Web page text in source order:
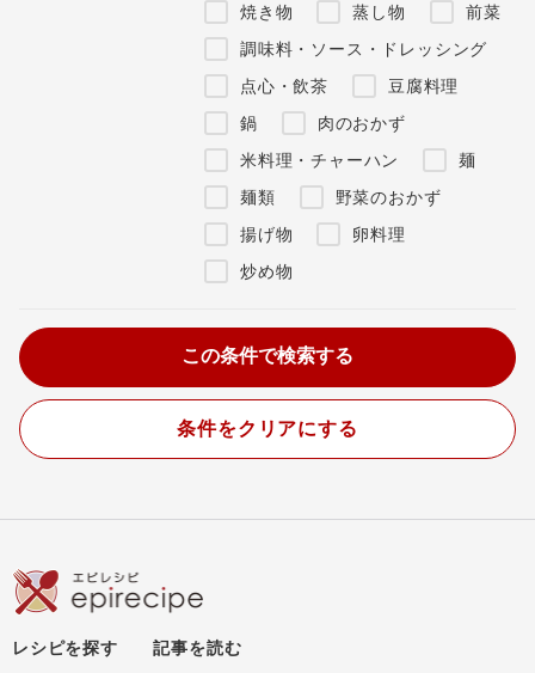
焼き物
蒸し物
前菜
調味料・ソース・ドレッシング
点心・飲茶
豆腐料理
鍋
肉のおかず
米料理・チャーハン
麺
麺類
野菜のおかず
揚げ物
卵料理
炒め物
条件をクリアにする
レシピを探す 記事を読む